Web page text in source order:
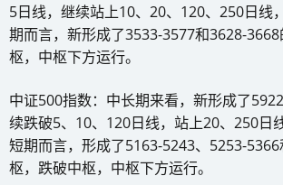
5日线，继续站上10、20、120、250日线
期而言，新形成了3533-3577和3628-
枢，中枢下方运行。
中证500指数：中长期来看，新形成了
续跌破5、10、120日线，站上20、250日
短期而言，形成了5163-5243、5253-
枢，跌破中枢，中枢下方运行。